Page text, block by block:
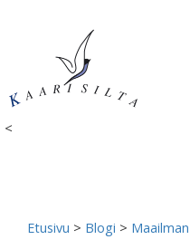
<
Etusivu > Blogi >